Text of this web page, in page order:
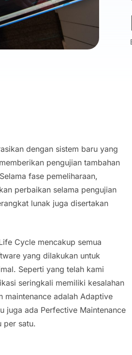
dengan sistem baru yang
pengujian tambahan
fase pemeliharaan,
perbaikan selama pengujian
lunak juga disertakan
Cycle mencakup semua
yang dilakukan untuk
Seperti yang telah kami
seringkali memiliki kesalahan
maintenance adalah Adaptive
juga ada Perfective Maintenance
per satu.